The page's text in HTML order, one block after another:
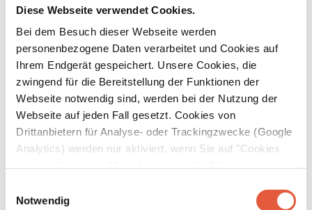
Diese Webseite verwendet Cookies.
Bei dem Besuch dieser Webseite werden
personenbezogene Daten verarbeitet und Cookies auf
Ihrem Endgerät gespeichert. Unsere Cookies, die
zwingend für die Bereitstellung der Funktionen der
Webseite notwendig sind, werden bei der Nutzung der
Webseite auf jeden Fall gesetzt. Cookies von
Drittanbietern für Analyse- oder Trackingzwecke (Google
Analytics) werden nur aktiviert, wenn Sie auf "Cookies
erfahren Sie in unserer
Notwendig
juristische Person, Behörde, Einrichtung
oder andere Stelle, denen
personenbezogene Daten offengelegt
werden, unabhängig davon, ob es sich bei
ihr um einen Dritten handelt oder nicht.
Behörden, die im Rahmen eines bestimmten
Untersuchungsauftrags nach dem
Unionsrecht oder dem Recht der
personenbezogene Daten erhalten, gelten